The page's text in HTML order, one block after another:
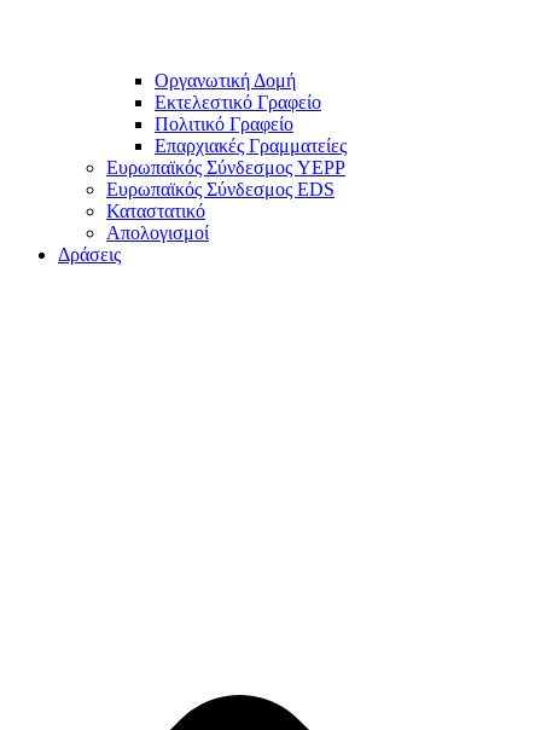
Οργανωτική Δομή
Εκτελεστικό Γραφείο
Πολιτικό Γραφείο
Επαρχιακές Γραμματείες
Ευρωπαϊκός Σύνδεσμος YEPP
Ευρωπαϊκός Σύνδεσμος EDS
Καταστατικό
Απολογισμοί
Δράσεις